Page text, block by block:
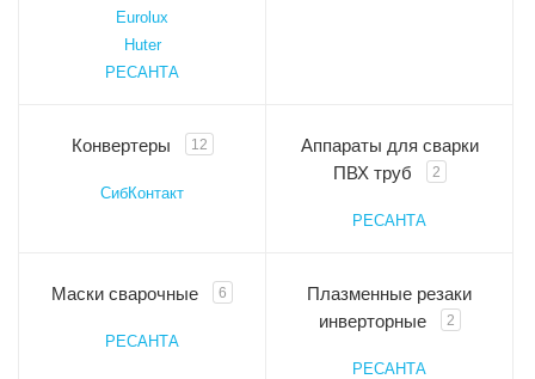
Eurolux
Huter
РЕСАНТА
Конвертеры 12
СибКонтакт
Аппараты для сварки
ПВХ труб
2
РЕСАНТА
Маски сварочные 6
РЕСАНТА
Плазменные резаки
инверторные
2
РЕСАНТА